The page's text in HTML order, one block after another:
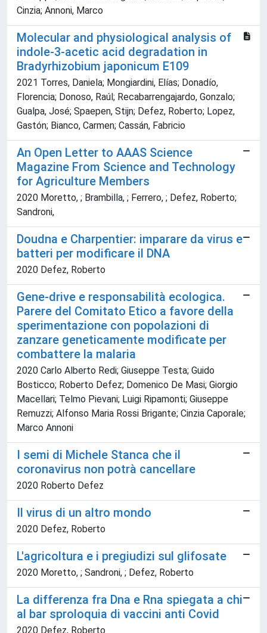
Cinzia; Annoni, Marco
Molecular and physiological analysis of
indole-3-acetic acid degradation in
Bradyrhizobium japonicum E109
2021 Torres, Daniela; Mongiardini, Elías; Donadío,
Florencia; Donoso, Raúl; Recabarrengajardo, Gonzalo;
Gualpa, José; Spaepen, Stijn; Defez, Roberto; Lopez,
Gastón; Bianco, Carmen; Cassán, Fabricio
An Open Letter to AAAS Science
Magazine From Science and Technology
for Agriculture Members
2020 Moretto, ; Brambilla, ; Ferrero, ; Defez, Roberto;
Sandroni,
Doudna e Charpentier: imparare da virus e
batteri per modificare il DNA
2020 Defez, Roberto
Gene-drive e responsabilità ecologica.
Parere del Comitato Etico a favore della
sperimentazione con popolazioni di
zanzare geneticamente modificate per
combattere la malaria
2020 Carlo Alberto Redi; Giuseppe Testa; Guido
Bosticco; Roberto Defez; Domenico De Masi; Giorgio
Macellari; Telmo Pievani; Luigi Ripamonti; Giuseppe
Remuzzi; Alfonso Maria Rossi Brigante; Cinzia Caporale;
Marco Annoni
I semi di Michele Stanca che il
coronavirus non potrà cancellare
2020 Roberto Defez
Il virus di un altro mondo
2020 Defez, Roberto
L'agricoltura e i pregiudizi sul glifosate
2020 Moretto, ; Sandroni, ; Defez, Roberto
La differenza fra Dna e Rna spiegata a chi
al bar sproloquia di vaccini anti Covid
2020 Defez, Roberto